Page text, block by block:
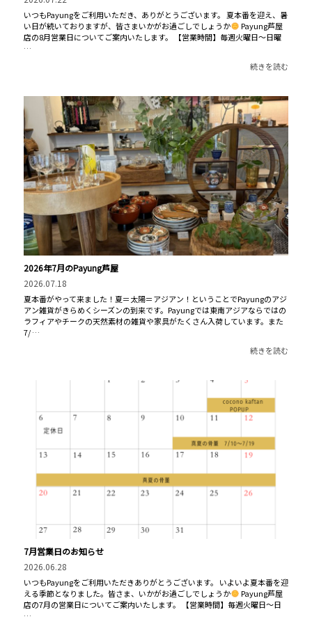
いつもPayungをご利用いただき、ありがとうございます。 夏本番を迎え、暑
い日が続いておりますが、皆さまいかがお過ごしでしょうか
Payung芦屋
店の8月営業日についてご案内いたします。 【営業時間】毎週火曜日〜日曜
…
続きを読む
2026年7月のPayung芦屋
2026.07.18
夏本番がやって来ました！夏＝太陽＝アジアン！ということでPayungのアジ
アン雑貨がきらめくシーズンの到来です。Payungでは東南アジアならではの
ラフィアやチークの天然素材の雑貨や家具がたくさん入荷しています。また
7/ …
続きを読む
7月営業日のお知らせ
2026.06.28
いつもPayungをご利用いただきありがとうございます。 いよいよ夏本番を迎
える季節となりました。皆さま、いかがお過ごしでしょうか
Payung芦屋
店の7月の営業日についてご案内いたします。 【営業時間】毎週火曜日〜日
…